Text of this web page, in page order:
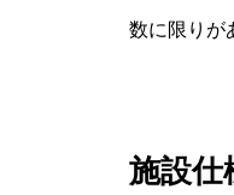
数に限りが
施設仕